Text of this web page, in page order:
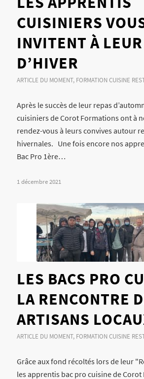
CUISINIERS
INVITENT À
D’HIVER
ARTICLE DU MOMENT, FORMATION CUISINE
Après le succès de leur repas
cuisiniers de Corot Formations ont à
rendez-vous à leurs convives autour
hivernales. Une fois encore nos
Bac Pro 1ère…
1 décembre 2021
LES BACS PRO
LA RENCONTRE
ARTISANS
ARTICLE DU MOMENT, FORMATION CUISINE
Grâce aux fond récoltés lors de leur
les apprentis bac pro cuisine de